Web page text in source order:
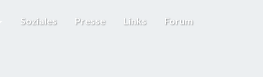
Soziales Presse Links Forum